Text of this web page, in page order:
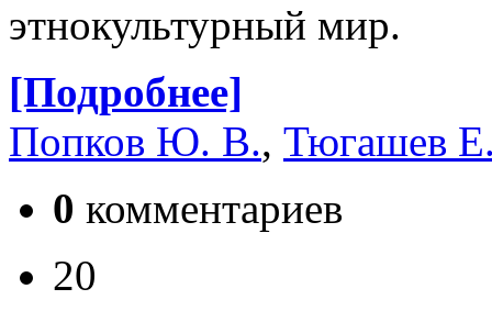
этнокультурный мир.
[Подробнее]
Попков Ю. В., Тюгашев
0 комментариев
20